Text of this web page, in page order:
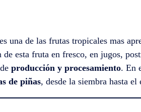
una de las frutas tropicales mas
de esta fruta en fresco, en jugos,
producción y procesamiento. En
de piñas, desde la siembra hasta el